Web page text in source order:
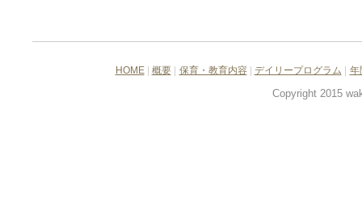
HOME| 概要| 保育・教育内容| デイリープログラム 年
Copyright 2015